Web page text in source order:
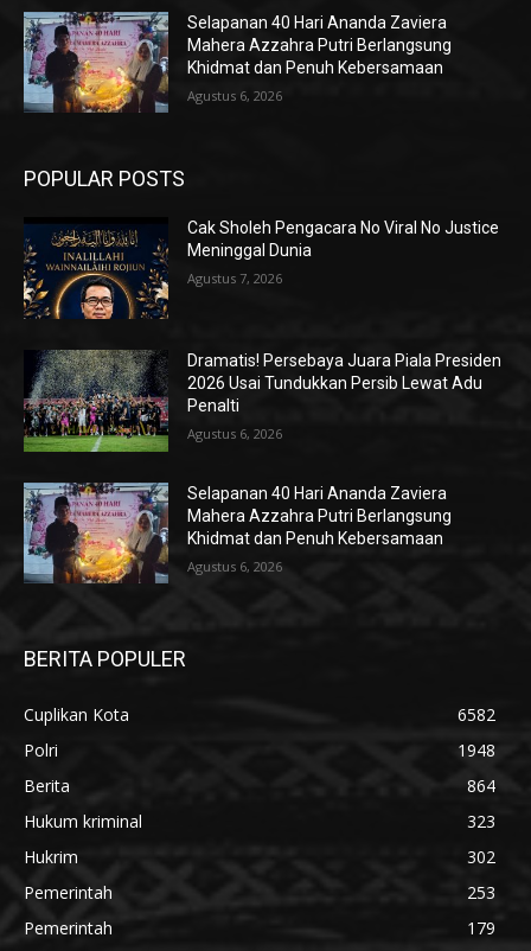
Selapanan 40 Hari Ananda Zaviera
Mahera Azzahra Putri Berlangsung
Khidmat dan Penuh Kebersamaan
Agustus 6, 2026
POPULAR POSTS
Cak Sholeh Pengacara No Viral No Justice
Meninggal Dunia
Agustus 7, 2026
Dramatis! Persebaya Juara Piala Presiden
2026 Usai Tundukkan Persib Lewat Adu
Penalti
Agustus 6, 2026
Selapanan 40 Hari Ananda Zaviera
Mahera Azzahra Putri Berlangsung
Khidmat dan Penuh Kebersamaan
Agustus 6, 2026
BERITA POPULER
Cuplikan Kota
6582
Polri
1948
Berita
864
Hukum kriminal
323
Hukrim
302
Pemerintah
253
Pemerintah
179